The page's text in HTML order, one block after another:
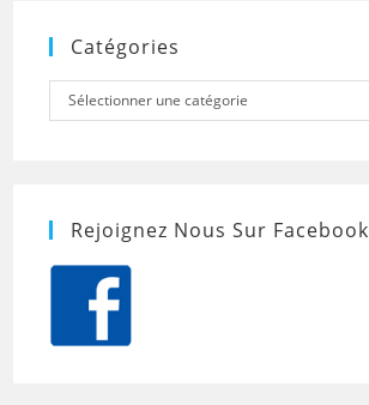
Catégories
Catégories
Sélectionner une catégorie
Rejoignez Nous Sur Facebook